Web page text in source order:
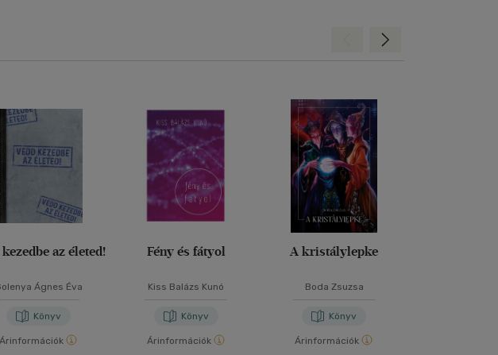
az életed!
Ágnes Éva
Könyv
Árinformációk
Fény és fátyol
Kiss Balázs Kunó
Könyv
Árinformációk
A kristálylepke
Boda Zsuzsa
Könyv
Árinformációk
Előre